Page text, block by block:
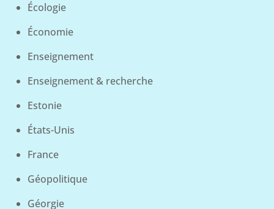
Écologie
Économie
Enseignement
Enseignement & recherche
Estonie
États-Unis
France
Géopolitique
Géorgie